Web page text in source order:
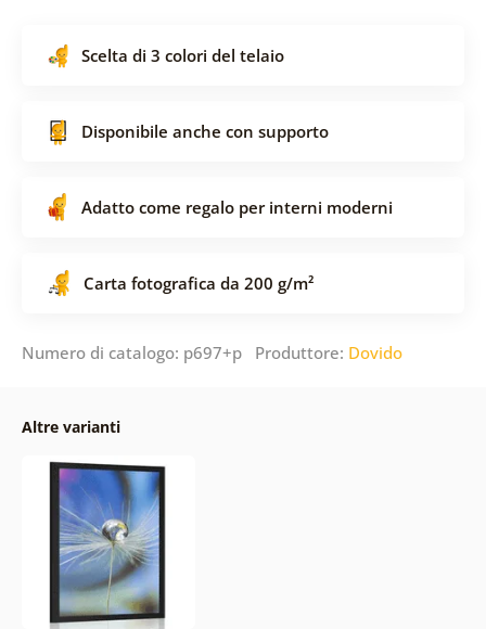
Scelta di 3 colori del telaio
Disponibile anche con supporto
Adatto come regalo per interni moderni
Carta fotografica da 200 g/m²
Numero di catalogo: p697+p Produttore: Dovido
Altre varianti